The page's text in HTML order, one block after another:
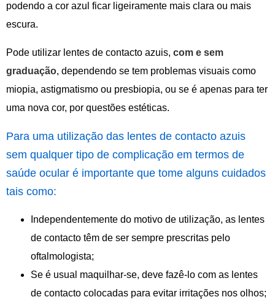
podendo a cor azul ficar ligeiramente mais clara ou mais
escura.
Pode utilizar lentes de contacto azuis, com e sem
graduação, dependendo se tem problemas visuais como
miopia, astigmatismo ou presbiopia, ou se é apenas para ter
uma nova cor, por questões estéticas.
Para uma utilização das lentes de contacto azuis
sem qualquer tipo de complicação em termos de
saúde ocular é importante que tome alguns cuidados
tais como:
Independentemente do motivo de utilização, as lentes
de contacto têm de ser sempre prescritas pelo
oftalmologista;
Se é usual maquilhar-se, deve fazê-lo com as lentes
de contacto colocadas para evitar irritações nos olhos;